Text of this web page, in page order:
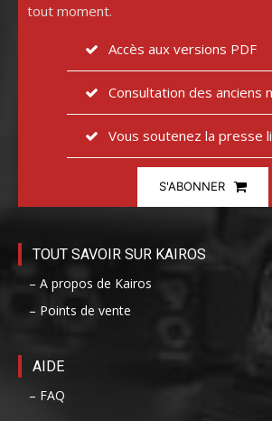
tout moment.
Accès aux versions PDF
Consultation des anciens
Vous soutenez la presse
S'ABONNER
TOUT SAVOIR SUR KAIROS
– A propos de Kairos
– Points de vente
AIDE
– FAQ